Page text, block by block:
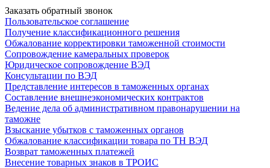
Заказать обратный звонок
Пользовательское соглашение
Получение классификационного решения
Обжалование корректировки таможенной стоимости
Сопровождение камеральных проверок
Юридическое сопровождение ВЭД
Консультации по ВЭД
Представление интересов в таможенных органах
Составление внешнеэкономических контрактов
Ведение дела об административном правонарушении на
таможне
Взыскание убытков с таможенных органов
Обжалование классификации товара по ТН ВЭД
Возврат таможенных платежей
Внесение товарных знаков в ТРОИС